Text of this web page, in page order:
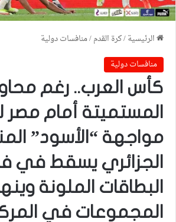
الرئيسية/كرة القدم/منافسات دولية
منافسات دولية
كأس العرب.. رغم
المستميتة أمام مصر
مواجهة “الأسود”
الجزائري يسقط في
البطاقات الملونة
المجموعات في